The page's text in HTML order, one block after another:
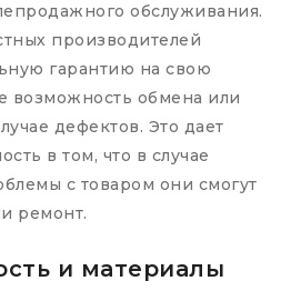
обслуживания.
производителей
гарантию на свою
возможность обмена или
дефектов. Это дает
в том, что в случае
с товаром они смогут
ремонт.
и материалы